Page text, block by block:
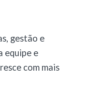
gestão e
equipe e
com mais